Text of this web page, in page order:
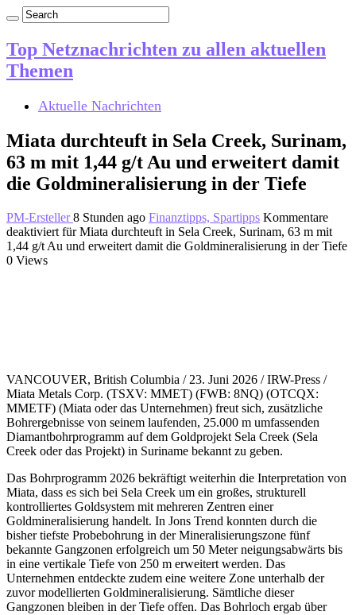
Top Netznachrichten zu allen aktuellen
Themen
Aktuelle Nachrichten
Miata durchteuft in Sela Creek, Surinam,
63 m mit 1,44 g/t Au und erweitert damit
die Goldmineralisierung in der Tiefe
PM-Ersteller8 Stunden ago Finanztipps, Spartipps Kommentare
deaktiviert für Miata durchteuft in Sela Creek, Surinam, 63 m mit
1,44 g/t Au und erweitert damit die Goldmineralisierung in der Tiefe
0 Views
VANCOUVER, British Columbia / 23. Juni 2026 / IRW-Press /
Miata Metals Corp. (TSXV: MMET) (FWB: 8NQ) (OTCQX:
MMETF) (Miata oder das Unternehmen) freut sich, zusätzliche
Bohrergebnisse von seinem laufenden, 25.000 m umfassenden
Diamantbohrprogramm auf dem Goldprojekt Sela Creek (Sela
Creek oder das Projekt) in Suriname bekannt zu geben.
Das Bohrprogramm 2026 bekräftigt weiterhin die Interpretation von
Miata, dass es sich bei Sela Creek um ein großes, strukturell
kontrolliertes Goldsystem mit mehreren Zentren einer
Goldmineralisierung handelt. In Jons Trend konnten durch die
bisher tiefste Probebohrung in der Mineralisierungszone fünf
bekannte Gangzonen erfolgreich um 50 Meter neigungsabwärts bis
in eine vertikale Tiefe von 250 m erweitert werden. Das
Unternehmen entdeckte zudem eine weitere Zone unterhalb der
zuvor modellierten Goldmineralisierung. Sämtliche dieser
Gangzonen bleiben in der Tiefe offen. Das Bohrloch ergab über